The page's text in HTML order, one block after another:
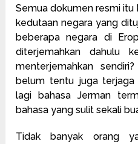
Semua dokumen resmi itu
kedutaan negara yang
beberapa negara di
diterjemahkan dahulu
menterjemahkan
belum tentu juga terjaga
lagi bahasa Jerman
bahasa yang sulit sekali
Tidak banyak orang